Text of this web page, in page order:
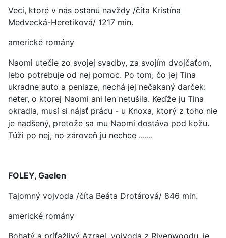
Veci, ktoré v nás ostanú navždy /číta Kristína
Medvecká-Heretiková/ 1217 min.
americké romány
Naomi utečie zo svojej svadby, za svojím dvojčaťom,
lebo potrebuje od nej pomoc. Po tom, čo jej Tina
ukradne auto a peniaze, nechá jej nečakaný darček:
neter, o ktorej Naomi ani len netušila. Keďže ju Tina
okradla, musí si nájsť prácu - u Knoxa, ktorý z toho nie
je nadšený, pretože sa mu Naomi dostáva pod kožu.
Túži po nej, no zároveň ju nechce .......
FOLEY, Gaelen
Tajomný vojvoda /číta Beáta Drotárová/ 846 min.
americké romány
Bohatý a príťažlivý Azrael, vojvoda z Rivenwoodu, je